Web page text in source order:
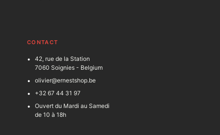
CONTACT
42, rue de la Station
7060 Soignies - Belgium
olivier@ernestshop.be
+32 67 44 31 97
Ouvert du Mardi au Samedi
de 10 à 18h